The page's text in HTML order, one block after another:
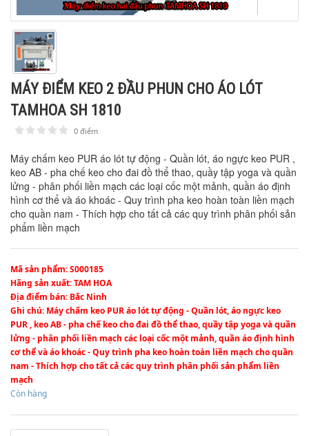
MÁY ĐIỂM KEO 2 ĐẦU PHUN CHO ÁO LÓT
TAMHOA SH 1810
1 2 3 4 5 0 điểm
Máy chấm keo PUR áo lót tự động - Quần lót, áo ngực keo PUR ,
keo AB - pha chế keo cho đai đồ thể thao, quầy tập yoga và quần
lửng - phân phối liền mạch các loại cốc một mảnh, quần áo định
hình cơ thể và áo khoác - Quy trình pha keo hoàn toàn liền mạch
cho quần nam - Thích hợp cho tất cả các quy trình phân phối sản
phẩm liền mạch
Mã sản phẩm: S000185
Hãng sản xuất: TAM HOA
Địa điểm bán: Bắc Ninh
Ghi chú: Máy chấm keo PUR áo lót tự động - Quần lót, áo ngực keo
PUR , keo AB - pha chế keo cho đai đồ thể thao, quầy tập yoga và quần
lửng - phân phối liền mạch các loại cốc một mảnh, quần áo định hình
cơ thể và áo khoác - Quy trình pha keo hoàn toàn liền mạch cho quần
nam - Thích hợp cho tất cả các quy trình phân phối sản phẩm liền
mạch
Còn hàng